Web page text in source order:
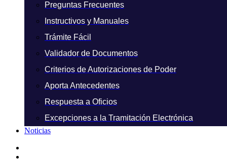
Preguntas Frecuentes
Instructivos y Manuales
Trámite Fácil
Validador de Documentos
Criterios de Autorizaciones de Poder
Aporta Antecedentes
Respuesta a Oficios
Excepciones a la Tramitación Electrónica
Noticias